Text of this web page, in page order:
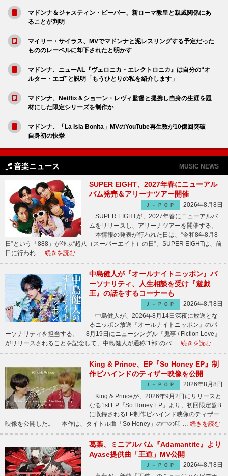
マドンナ＆ジャスティン・ビーバー、新ローマ教皇と親戚関係にあ
ることが判明
マイリー・サイラス、MVでマドンナと泥レスリングする予定だった
もののレーベルに却下されたと明かす
マドンナ、ニューAL『ヴェロニカ・エレクトロニカ』は自分の“オ
ルター・エゴ”と説明「もうひとりの私を紹介します」
マドンナ、Netflix＆ショーン・レヴィ監督と提携し自身の生涯を題
材にした限定シリーズを制作か
マドンナ、「La Isla Bonita」MVのYouTube再生数が10億回突破
自身初の快挙
音楽ニュース MUSIC NEWS
SUPER EIGHT、2027年春にニューアル
バム発売＆アリーナツアー開催
Ｊ－ＰＯＰ
2026年8月8日
SUPER EIGHTが、2027年春にニューアルバ
ムをリリースし、アリーナツアーを開催する。
本情報の発表が行われた日は、“令和8年8月8
日”という「888」が並ぶ“超八（スーパーエイト）の日”。SUPER EIGHTは、前
日に行われ … 続きを読む
中島健人が『オールナイトニッポン』パ
ーソナリティ、人生相談を受け『遊戯
王』の話をするコーナーも
Ｊ－ＰＯＰ
2026年8月8日
中島健人が、2026年8月14日深夜に放送とな
るニッポン放送『オールナイトニッポン』のパ
ーソナリティを担当する。 8月19日にニューシングル『鬼事 / Fiction Love』
がリリースされることを記念して、中島健人が通称“1部”のパ … 続きを読む
King & Prince、EP『So Honey EP』制
作ビハインドのティザー映像を公開
Ｊ－ＰＯＰ
2026年8月8日
King & Princeが、2026年9月2日にリリースと
なる1st EP『So Honey EP』より、初回限定盤B
に収録されるEP制作ビハインド映像のティザー
映像を公開した。 本作は、タイトル曲「So Honey」の中の印 … 続きを読む
葛葉、ミニアルバム『Adamantite』より
Ayase提供曲「王道」MV公開
Ｊ－ＰＯＰ
2026年8月8日